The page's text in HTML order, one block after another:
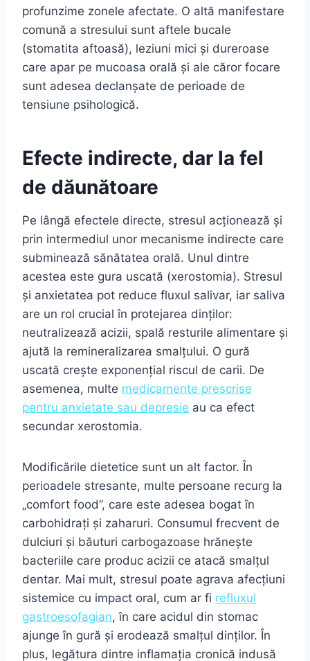
profunzime zonele afectate. O altă manifestare
comună a stresului sunt aftele bucale
(stomatita aftoasă), leziuni mici și dureroase
care apar pe mucoasa orală și ale căror focare
sunt adesea declanșate de perioade de
tensiune psihologică.
Efecte indirecte, dar la fel
de dăunătoare
Pe lângă efectele directe, stresul acționează și
prin intermediul unor mecanisme indirecte care
subminează sănătatea orală. Unul dintre
acestea este gura uscată (xerostomia). Stresul
și anxietatea pot reduce fluxul salivar, iar saliva
are un rol crucial în protejarea dinților:
neutralizează acizii, spală resturile alimentare și
ajută la remineralizarea smalțului. O gură
uscată crește exponențial riscul de carii. De
asemenea, multe medicamente prescrise
pentru anxietate sau depresie au ca efect
secundar xerostomia.
Modificările dietetice sunt un alt factor. În
perioadele stresante, multe persoane recurg la
„comfort food”, care este adesea bogat în
carbohidrați și zaharuri. Consumul frecvent de
dulciuri și băuturi carbogazoase hrănește
bacteriile care produc acizii ce atacă smalțul
dentar. Mai mult, stresul poate agrava afecțiuni
sistemice cu impact oral, cum ar fi refluxul
gastroesofagian, în care acidul din stomac
ajunge în gură și erodează smalțul dinților. În
plus, legătura dintre inflamația cronică indusă